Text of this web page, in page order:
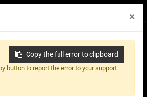
無心磨床 高精度多元CNC機型
×
Copy the full error to clipboard
button to report the error to your support